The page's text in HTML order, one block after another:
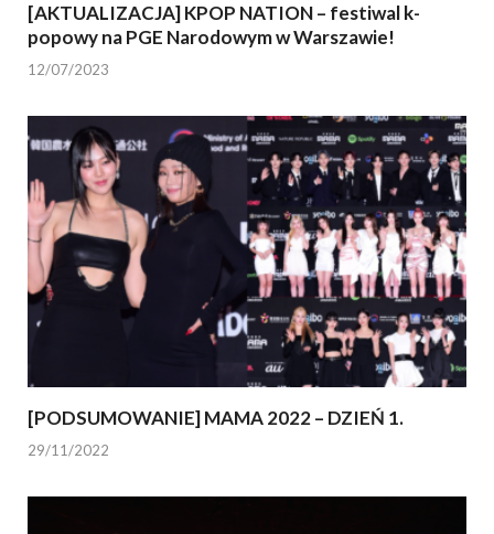
[AKTUALIZACJA] KPOP NATION – festiwal k-
popowy na PGE Narodowym w Warszawie!
12/07/2023
[PODSUMOWANIE] MAMA 2022 – DZIEŃ 1.
29/11/2022